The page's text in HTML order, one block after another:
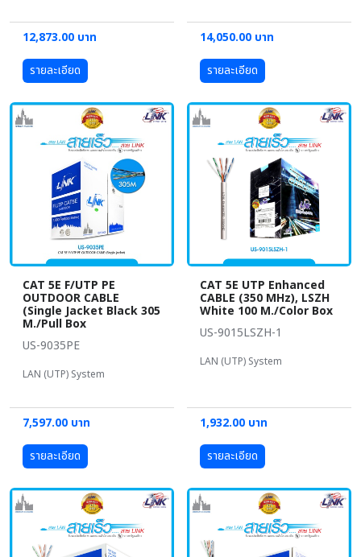
12,873.00 บาท
รายละเอียด
14,050.00 บาท
รายละเอียด
CAT 5E F/UTP PE
OUTDOOR CABLE
(Single Jacket Black 305
M./Pull Box
US-9035PE
LAN (UTP) System
7,597.00 บาท
รายละเอียด
CAT 5E UTP Enhanced
CABLE (350 MHz), LSZH
White 100 M./Color Box
US-9015LSZH-1
LAN (UTP) System
1,932.00 บาท
รายละเอียด